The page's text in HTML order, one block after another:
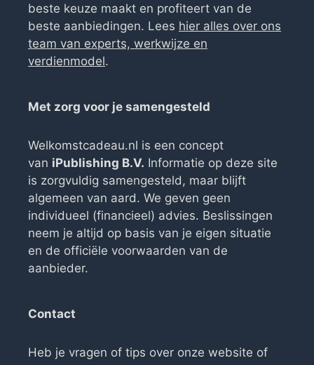
beste keuze maakt en profiteert van de
beste aanbiedingen. Lees hier alles over ons
team van experts, werkwijze en
verdienmodel.
Met zorg voor je samengesteld
Welkomstcadeau.nl is een concept
van iPublishing B.V. Informatie op deze site
is zorgvuldig samengesteld, maar blijft
algemeen van aard. We geven geen
individueel (financieel) advies. Beslissingen
neem je altijd op basis van je eigen situatie
en de officiële voorwaarden van de
aanbieder.
Contact
Heb je vragen of tips over onze website of